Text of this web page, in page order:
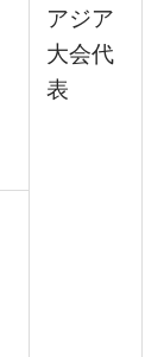
アジア
⼤会代
表